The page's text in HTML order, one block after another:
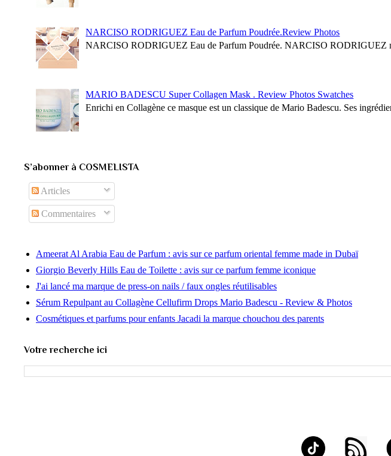
NARCISO RODRIGUEZ Eau de Parfum Poudrée.Review Photos
NARCISO RODRIGUEZ Eau de Parfum Poudrée. NARCISO RODRIGUEZ
MARIO BADESCU Super Collagen Mask . Review Photos Swatches
Enrichi en Collagène ce masque est un classique de Mario Badescu. Ses
S’abonner à COSMELISTA
Articles
Commentaires
Ameerat Al Arabia Eau de Parfum : avis sur ce parfum oriental femme made in Dubaï
Giorgio Beverly Hills Eau de Toilette : avis sur ce parfum femme iconique
J'ai lancé ma marque de press-on nails / faux ongles réutilisables
Sérum Repulpant au Collagène Cellufirm Drops Mario Badescu - Review & Photos
Cosmétiques et parfums pour enfants Jacadi la marque chouchou des parents
Votre recherche ici